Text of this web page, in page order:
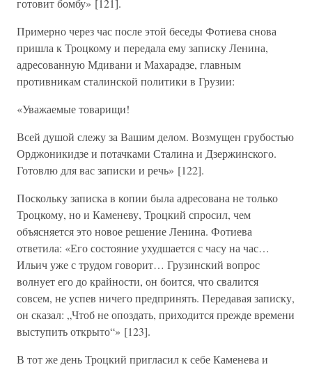
готовит бомбу» [121].
Примерно через час после этой беседы Фотиева снова
пришла к Троцкому и передала ему записку Ленина,
адресованную Мдивани и Махарадзе, главным
противникам сталинской политики в Грузии:
«Уважаемые товарищи!
Всей душой слежу за Вашим делом. Возмущен грубостью
Орджоникидзе и потачками Сталина и Дзержинского.
Готовлю для вас записки и речь» [122].
Поскольку записка в копии была адресована не только
Троцкому, но и Каменеву, Троцкий спросил, чем
объясняется это новое решение Ленина. Фотиева
ответила: «Его состояние ухудшается с часу на час…
Ильич уже с трудом говорит… Грузинский вопрос
волнует его до крайности, он боится, что свалится
совсем, не успев ничего предпринять. Передавая записку,
он сказал: „Чтоб не опоздать, приходится прежде времени
выступить открыто“» [123].
В тот же день Троцкий пригласил к себе Каменева и